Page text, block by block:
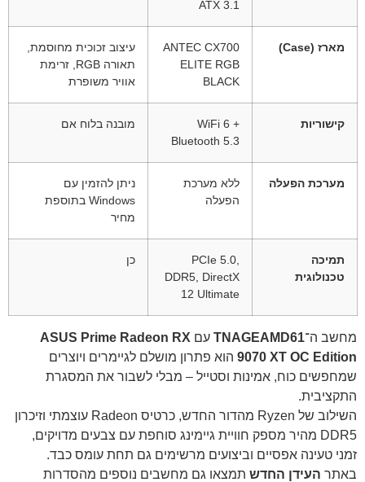
ATX 3.1
מארז (Case)
ANTEC CX700
ELITE RGB
BLACK
עיצוב זכוכית מחוסמת,
תאורה RGB, זרימת
אוויר משופרת
קישוריות
WiFi 6 +
Bluetooth 5.3
מובנה בלוח אם
מערכת הפעלה
ללא מערכת
הפעלה
ניתן להזמין עם
Windows בתוספת
מחיר
תמיכה
טכנולוגית
PCIe 5.0,
DDR5, DirectX
12 Ultimate
כן
מחשב ה־TNAGEAMD61 עם ASUS Prime Radeon RX
9070 XT OC Edition הוא פתרון מושלם לגיימרים ויוצרים
שמחפשים כוח, אמינות וסטייל – מבלי לשבור את המסגרת
התקציבית.
השילוב של Ryzen מהדור החדש, כרטיס Radeon עוצמתי וזיכרון
DDR5 מהיר מספק חוויית גיימינג סוחפת עם צבעים מדויקים,
זמני טעינה אפסיים וביצועים מרשימים גם תחת עומס כבד.
באתר העידן החדש תמצאו גם מחשבים נוספים מהסדרות